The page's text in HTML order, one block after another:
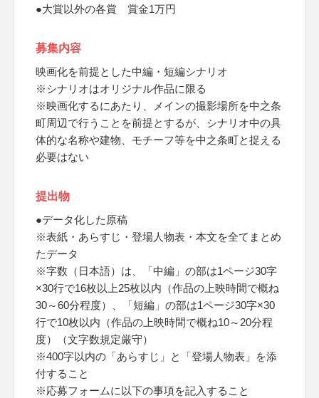
●大賞以外の各賞 賞金1万円
募集内容
映画化を前提とした中編・短編シナリオ
※シナリオはオリジナル作品に限る
※映画化するにあたり、メインの撮影場所を中之条
町周辺で行うことを前提とするが、シナリオ中の具
体的な名称や建物、モチーフ等を中之条町と捉える
必要はない
提出物
●データ化した原稿
※表紙・あらすじ・登場人物表・本文を全てまとめ
たデータ
※字数（日本語）は、「中編」の部は1ページ30字
×30行で16枚以上25枚以内（作品の上映時間で概ね
30～60分程度）、「短編」の部は1ページ30字×30
行で10枚以内（作品の上映時間で概ね10～20分程
度）（文字数規定厳守）
※400字以内の「あらすじ」と「登場人物表」を添
付すること
※応募フォームに以下の事項を記入すること